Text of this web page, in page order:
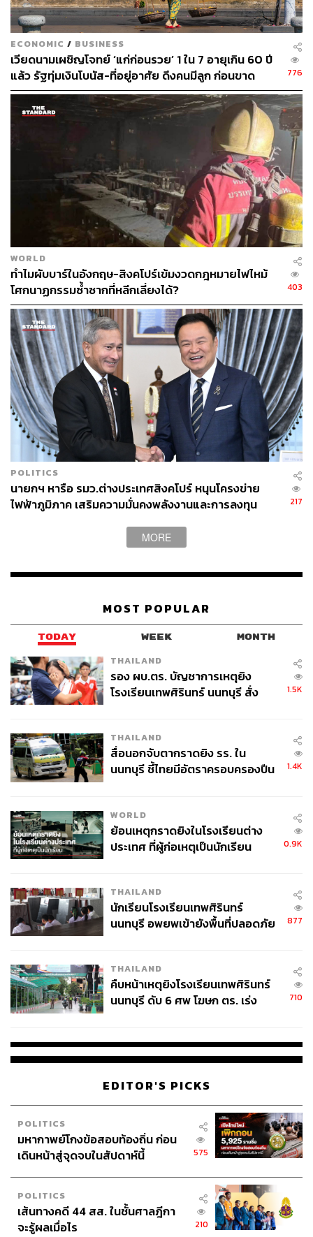
ECONOMIC / BUSINESS
เวียดนามเผชิญโจทย์ ‘แก่ก่อนรวย’ 1 ใน 7 อายุเกิน 60 ปี
แล้ว รัฐทุ่มเงินโบนัส-ที่อยู่อาศัย ดึงคนมีลูก ก่อนขาด
แรงงานหนุนเศรษฐกิจ
776
WORLD
ทำไมผับบาร์ในอังกฤษ-สิงคโปร์เข้มงวดกฎหมายไฟไหม้
โศกนาฏกรรมซ้ำซากที่หลีกเลี่ยงได้?
403
POLITICS
นายกฯ หารือ รมว.ต่างประเทศสิงคโปร์ หนุนโครงข่าย
ไฟฟ้าภูมิภาค เสริมความมั่นคงพลังงานและการลงทุน
217
MORE
MOST POPULAR
TODAY WEEK MONTH
THAILAND
รอง ผบ.ตร. บัญชาการเหตุยิง
โรงเรียนเทพศิรินทร์ นนทบุรี สั่ง
1.5K
THAILAND
สื่อนอกจับตากราดยิง รร. ใน
นนทบุรี ชี้ไทยมีอัตราครอบครองปืน
1.4K
WORLD
ย้อนเหตุกราดยิงในโรงเรียนต่าง
ประเทศ ที่ผู้ก่อเหตุเป็นนักเรียน
0.9K
THAILAND
นักเรียนโรงเรียนเทพศิรินทร์
นนทบุรี อพยพเข้ายังพื้นที่ปลอดภัย
877
THAILAND
คืบหน้าเหตุยิงโรงเรียนเทพศิรินทร์
นนทบุรี ดับ 6 ศพ โฆษก ตร. เร่ง
710
EDITOR'S PICKS
POLITICS
มหากาพย์โกงข้อสอบท้องถิ่น ก่อน
เดินหน้าสู่จุดจบในสัปดาห์นี้
575
POLITICS
เส้นทางคดี 44 สส. ในชั้นศาลฎีกา
จะรู้ผลเมื่อไร
210